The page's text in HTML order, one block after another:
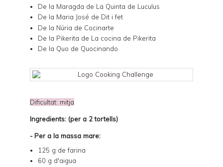
De la Maragda de La Quinta de Luculus
De la Maria José de Dit i fet
De la Núria de Cocinarte
De la Pikerita de La cocina de Pikerita
De la Quo de Quocinando
Dificultat: mitja
Ingredients: (per a 2 tortells)
- Per a la massa mare:
125 g de farina
60 g d'aigua